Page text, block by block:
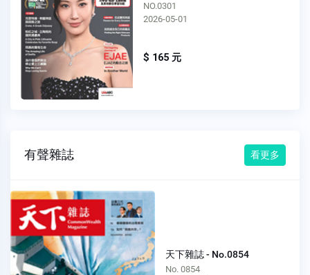
NO.0301
2026-05-01
$ 165 元
有聲雜誌 看更多
天下雜誌 - No.0854
No. 0854